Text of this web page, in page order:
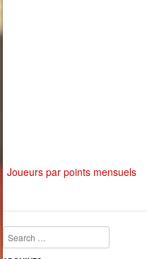
Joueurs par points mensuels
Search